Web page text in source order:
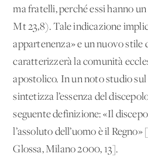
ma fratelli, perché essi hanno
Mt 23,8). Tale indicazione
appartenenza» e un nuovo stile
caratterizzerà la comunità
apostolico. In un noto studio
sintetizza l’essenza del
seguente definizione: «Il
l’assoluto dell’uomo è il
Glossa, Milano 2000, 13].